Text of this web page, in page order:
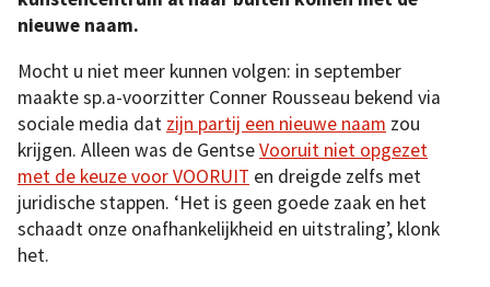
nieuwe naam.
Mocht u niet meer kunnen volgen: in september
maakte sp.a-voorzitter Conner Rousseau bekend via
sociale media dat zijn partij een nieuwe naam zou
krijgen. Alleen was de GentseVooruit niet opgezet
met de keuze voor VOORUIT en dreigde zelfs met
juridische stappen. ‘Het is geen goede zaak en het
schaadt onze onafhankelijkheid en uitstraling’, klonk
het.